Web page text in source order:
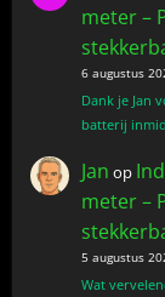
meter –
6 augustus
Dank je Jan
batterij
Jan op
meter –
5 augustus
Wat